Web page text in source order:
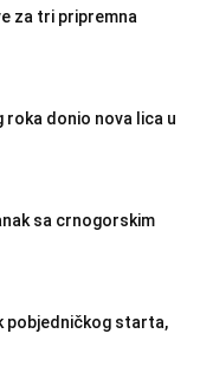
za tri pripremna
roka donio nova lica u
sa crnogorskim
pobjedničkog starta,